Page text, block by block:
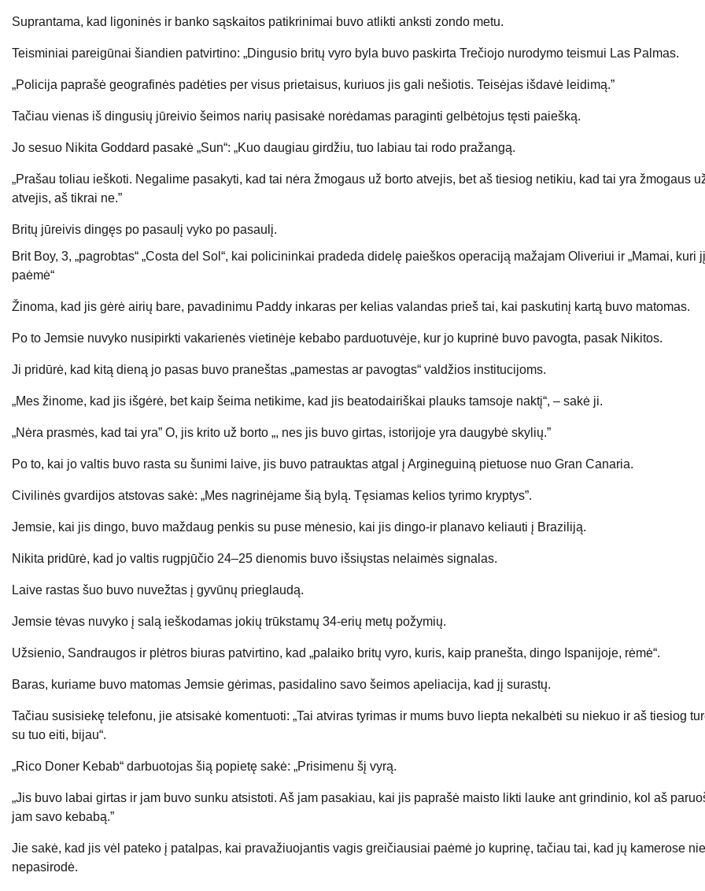
Suprantama, kad ligoninės ir banko sąskaitos patikrinimai buvo atlikti anksti zondo metu.
Teisminiai pareigūnai šiandien patvirtino: „Dingusio britų vyro byla buvo paskirta Trečiojo nurodymo teismui Las Palmas.
„Policija paprašė geografinės padėties per visus prietaisus, kuriuos jis gali nešiotis. Teisėjas išdavė leidimą.”
Tačiau vienas iš dingusių jūreivio šeimos narių pasisakė norėdamas paraginti gelbėtojus tęsti paiešką.
Jo sesuo Nikita Goddard pasakė „Sun“: „Kuo daugiau girdžiu, tuo labiau tai rodo pražangą.
„Prašau toliau ieškoti. Negalime pasakyti, kad tai nėra žmogaus už borto atvejis, bet aš tiesiog netikiu, kad tai yra žmogaus
atvejis, aš tikrai ne.”
Britų jūreivis dingęs po pasaulį vyko po pasaulį.
Brit Boy, 3, „pagrobtas“ „Costa del Sol“, kai policininkai pradeda didelę paieškos operaciją mažajam Oliveriui ir „Mamai, kuri jį
paėmė“
Žinoma, kad jis gėrė airių bare, pavadinimu Paddy inkaras per kelias valandas prieš tai, kai paskutinį kartą buvo matomas.
Po to Jemsie nuvyko nusipirkti vakarienės vietinėje kebabo parduotuvėje, kur jo kuprinė buvo pavogta, pasak Nikitos.
Ji pridūrė, kad kitą dieną jo pasas buvo praneštas „pamestas ar pavogtas“ valdžios institucijoms.
„Mes žinome, kad jis išgėrė, bet kaip šeima netikime, kad jis beatodairiškai plauks tamsoje naktį“, – sakė ji.
„Nėra prasmės, kad tai yra” O, jis krito už borto „, nes jis buvo girtas, istorijoje yra daugybė skylių.”
Po to, kai jo valtis buvo rasta su šunimi laive, jis buvo patrauktas atgal į Argineguiną pietuose nuo Gran Canaria.
Civilinės gvardijos atstovas sakė: „Mes nagrinėjame šią bylą. Tęsiamas kelios tyrimo kryptys”.
Jemsie, kai jis dingo, buvo maždaug penkis su puse mėnesio, kai jis dingo-ir planavo keliauti į Braziliją.
Nikita pridūrė, kad jo valtis rugpjūčio 24–25 dienomis buvo išsiųstas nelaimės signalas.
Laive rastas šuo buvo nuvežtas į gyvūnų prieglaudą.
Jemsie tėvas nuvyko į salą ieškodamas jokių trūkstamų 34-erių metų požymių.
Užsienio, Sandraugos ir plėtros biuras patvirtino, kad „palaiko britų vyro, kuris, kaip pranešta, dingo Ispanijoje, rėmė“.
Baras, kuriame buvo matomas Jemsie gėrimas, pasidalino savo šeimos apeliacija, kad jį surastų.
Tačiau susisiekę telefonu, jie atsisakė komentuoti: „Tai atviras tyrimas ir mums buvo liepta nekalbėti su niekuo ir aš tiesiog
su tuo eiti, bijau“.
„Rico Doner Kebab“ darbuotojas šią popietę sakė: „Prisimenu šį vyrą.
„Jis buvo labai girtas ir jam buvo sunku atsistoti. Aš jam pasakiau, kai jis paprašė maisto likti lauke ant grindinio, kol aš
jam savo kebabą.”
Jie sakė, kad jis vėl pateko į patalpas, kai pravažiuojantis vagis greičiausiai paėmė jo kuprinę, tačiau tai, kad jų kamerose
nepasirodė.